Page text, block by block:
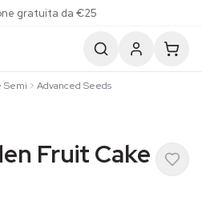
gratuita da €25
Semi
Advanced Seeds
Fruit Cake